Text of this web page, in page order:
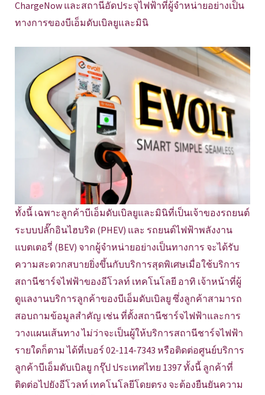
ChargeNow และสถานีอัดประจุไฟฟ้าที่ผู้จำหน่ายอย่างเป็น
ทางการของบีเอ็มดับเบิลยูและมินิ
ทั้งนี้ เฉพาะลูกค้าบีเอ็มดับเบิลยูและมินิที่เป็นเจ้าของรถยนต์
ระบบปลั๊กอินไฮบริด (PHEV) และ รถยนต์ไฟฟ้าพลังงาน
แบตเตอรี่ (BEV) จากผู้จำหน่ายอย่างเป็นทางการ จะได้รับ
ความสะดวกสบายยิ่งขึ้นกับบริการสุดพิเศษเมื่อใช้บริการ
สถานีชาร์จไฟฟ้าของอีโวลท์ เทคโนโลยี อาทิ เจ้าหน้าที่ผู้
ดูแลงานบริการลูกค้าของบีเอ็มดับเบิลยู ซึ่งลูกค้าสามารถ
สอบถามข้อมูลสำคัญ เช่น ที่ตั้งสถานีชาร์จไฟฟ้าและการ
วางแผนเส้นทาง ไม่ว่าจะเป็นผู้ให้บริการสถานีชาร์จไฟฟ้า
รายใดก็ตาม ได้ที่เบอร์ 02-114-7343 หรือติดต่อศูนย์บริการ
ลูกค้าบีเอ็มดับเบิลยู กรุ๊ป ประเทศไทย 1397 ทั้งนี้ ลูกค้าที่
ติดต่อไปยังอีโวลท์ เทคโนโลยีโดยตรง จะต้องยืนยันความ